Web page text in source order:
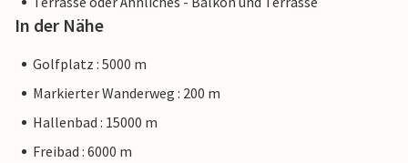
In der Nähe
Golfplatz : 5000 m
Markierter Wanderweg : 200 m
Hallenbad : 15000 m
Freibad : 6000 m